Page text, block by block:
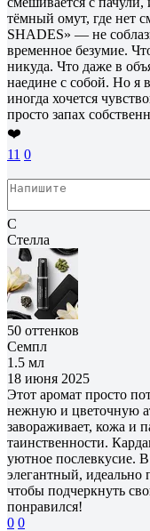
тёмный омут, где нет
SHADES» — не
временное безумие.
никуда. Что даже в
наедине с собой. Но я
иногда хочется
просто запах
❤️
11 0
С
Стелла
50 оттенков
Семпл
1.5 мл
18 июня 2025
Этот аромат просто
нежную и цветочную
завораживает, кожа и
таинственности.
уютное послевкусие.
элегантный, идеально
чтобы подчеркнуть
понравился!
0 0